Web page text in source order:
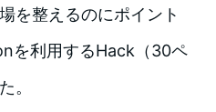
を整えるのにポイント
を利用するHack（30ペ
。